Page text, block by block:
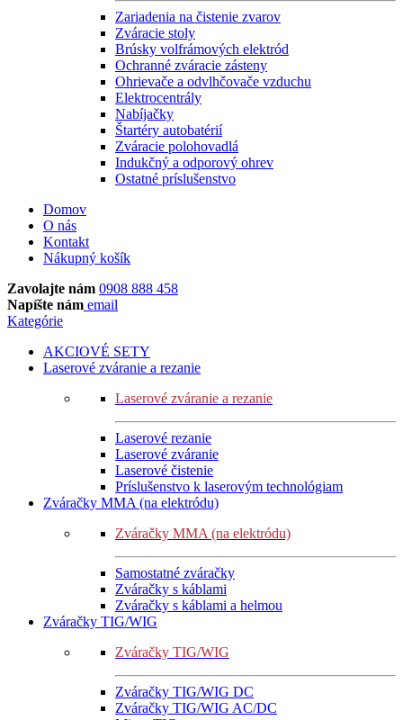
Zariadenia na čistenie zvarov
Zváracie stoly
Brúsky volfrámových elektród
Ochranné zváracie zásteny
Ohrievače a odvlhčovače vzduchu
Elektrocentrály
Nabíjačky
Štartéry autobatérií
Zváracie polohovadlá
Indukčný a odporový ohrev
Ostatné príslušenstvo
Domov
O nás
Kontakt
Nákupný košík
Zavolajte nám 0908 888 458
Napíšte nám email
Kategórie
AKCIOVÉ SETY
Laserové zváranie a rezanie
Laserové zváranie a rezanie
Laserové rezanie
Laserové zváranie
Laserové čistenie
Príslušenstvo k laserovým technológiam
Zváračky MMA (na elektródu)
Zváračky MMA (na elektródu)
Samostatné zváračky
Zváračky s káblami
Zváračky s káblami a helmou
Zváračky TIG/WIG
Zváračky TIG/WIG
Zváračky TIG/WIG DC
Zváračky TIG/WIG AC/DC